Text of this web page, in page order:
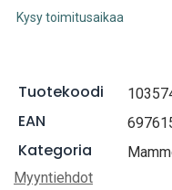
Kysy toimitusaikaa
Tuotekoodi
EAN
Kategoria
Myyntiehdot